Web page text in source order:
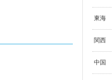
東海
関西
中国